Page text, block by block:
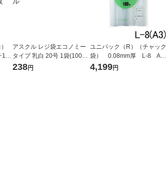
アスクル レジ袋エコノミー
タイプ 乳白 20号 1袋(100枚
入) オリジナル
238円
ユニパック（R）（チャック
袋） 0.08mm厚 L-8 A3
340×480mm 1袋（100
4,199円